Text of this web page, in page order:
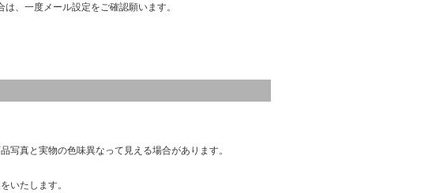
は、一度メール設定をご確認願います。
写真と実物の色味異なって見える場合があります。
いたします。